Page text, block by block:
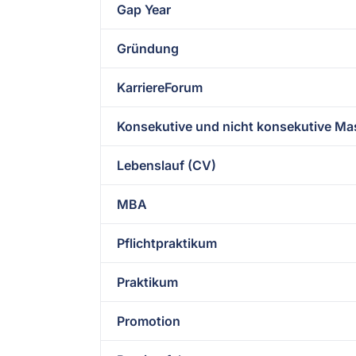
Gap Year
Gründung
KarriereForum
Konsekutive und nicht konsekutive
Lebenslauf (CV)
MBA
Pflichtpraktikum
Praktikum
Promotion